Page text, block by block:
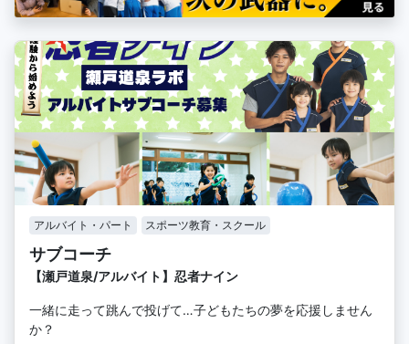
アルバイト・パート スポーツ教育・スクール
サブコーチ
【瀬戸道泉/アルバイト】忍者ナイン
一緒に走って跳んで投げて…子どもたちの夢を応援しません
か？